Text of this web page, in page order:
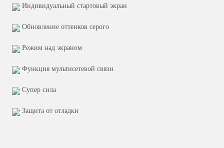
Индивидуальный стартовый экран
Обновление оттенков серого
Режим над экраном
Функция мультисетевой связи
Супер сила
Защита от отладки